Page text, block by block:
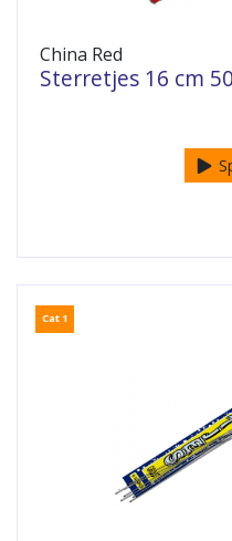
China Red
Sterretjes 16 cm
Cat 1